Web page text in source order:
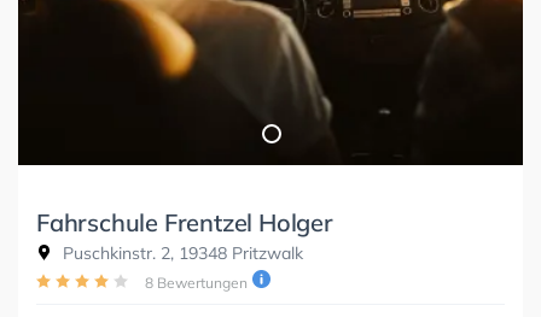
Fahrschule Frentzel Holger
Puschkinstr. 2, 19348 Pritzwalk
8 Bewertungen